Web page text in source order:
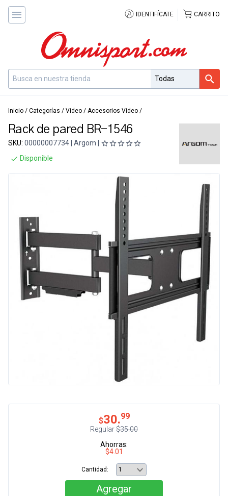
IDENTIFÍCATE CARRITO
Inicio / Categorías / Video / Accesorios Video /
Rack de pared BR-1546
SKU: 00000007734 | Argom |
Disponible
$30.99
Regular$35.00
Ahorras:
$4.01
Cantidad:
Agregar